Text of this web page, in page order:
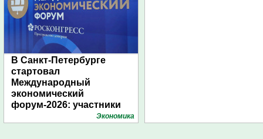
В Санкт-Петербурге
стартовал
Международный
экономический
форум-2026: участники
подготовили креативные
Экономика